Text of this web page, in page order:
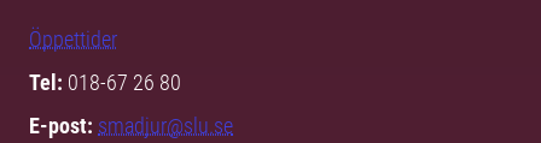
Öppettider
Tel: 018-67 26 80
E-post: smadjur@slu.se